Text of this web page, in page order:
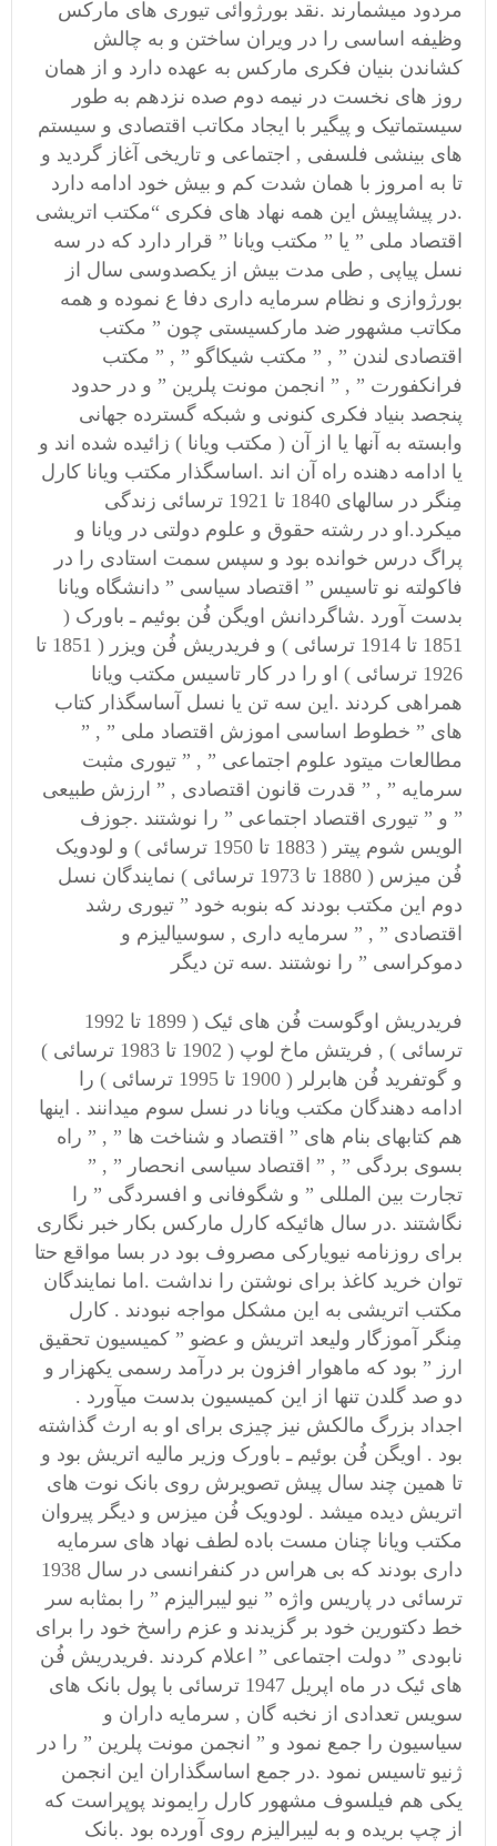
مردود میشمارند .نقد بورژوائی تیوری های مارکس
وظیفه اساسی را در ویران ساختن و به چالش
کشاندن بنیان فکری مارکس به عهده دارد و از همان
روز های نخست در نیمه دوم صده نزدهم به طور
سیستماتیک و پیگیر با ایجاد مکاتب اقتصادی و سیستم
های بینشی فلسفی , اجتماعی و تاریخی آغاز گردید و
تا به امروز با همان شدت کم و بیش خود ادامه دارد
.در پیشاپیش این همه نهاد های فکری “مکتب اتریشی
اقتصاد ملی ” یا ” مکتب ویانا ” قرار دارد که در سه
نسل پیاپی , طی مدت بیش از یکصدوسی سال از
بورژوازی و نظام سرمایه داری دفا ع نموده و همه
مکاتب مشهور ضد مارکسیستی چون ” مکتب
اقتصادی لندن ” , ” مکتب شیکاگو ” , ” مکتب
فرانکفورت ” , ” انجمن مونت پلرین ” و در حدود
پنجصد بنیاد فکری کنونی و شبکه گسترده جهانی
وابسته به آنها یا از آن ( مکتب ویانا ) زائیده شده اند و
یا ادامه دهنده راه آن اند .اساسگذار مکتب ویانا کارل
مِنگر در سالهای 1840 تا 1921 ترسائی زندگی
میکرد.او در رشته حقوق و علوم دولتی در ویانا و
پراگ درس خوانده بود و سپس سمت استادی را در
فاکولته نو تاسیس ” اقتصاد سیاسی ” دانشگاه ویانا
بدست آورد .شاگردانش اویگن فُن بوئیم ـ باورک (
1851 تا 1914 ترسائی ) و فریدریش فُن ویزر ( 1851 تا
1926 ترسائی ) او را در کار تاسیس مکتب ویانا
همراهی کردند .این سه تن یا نسل آساسگذار کتاب
های ” خطوط اساسی اموزش اقتصاد ملی ” , ”
مطالعات میتود علوم اجتماعی ” , ” تیوری مثبت
سرمایه ” , ” قدرت قانون اقتصادی , ” ارزش طبیعی
” و ” تیوری اقتصاد اجتماعی ” را نوشتند .جوزف
الویس شوم پیتر ( 1883 تا 1950 ترسائی ) و لودویک
فُن میزس ( 1880 تا 1973 ترسائی ) نمایندگان نسل
دوم این مکتب بودند که بنوبه خود ” تیوری رشد
اقتصادی ” , ” سرمایه داری , سوسیالیزم و
دموکراسی ” را نوشتند .سه تن دیگر
فریدریش اوگوست فُن های ئیک ( 1899 تا 1992
ترسائی ) , فریتش ماخ لوپ ( 1902 تا 1983 ترسائی )
و گوتفرید فُن هابرلر ( 1900 تا 1995 ترسائی ) را
ادامه دهندگان مکتب ویانا در نسل سوم میدانند . اینها
هم کتابهای بنام های ” اقتصاد و شناخت ها ” , ” راه
بسوی بردگی ” , ” اقتصاد سیاسی انحصار ” , ”
تجارت بین المللی ” و شگوفانی و افسردگی ” را
نگاشتند .در سال هائیکه کارل مارکس بکار خبر نگاری
برای روزنامه نیویارکی مصروف بود در بسا مواقع حتا
توان خرید کاغذ برای نوشتن را نداشت .اما نمایندگان
مکتب اتریشی به این مشکل مواجه نبودند . کارل
مِنگر آموزگار ولیعد اتریش و عضو ” کمیسیون تحقیق
ارز ” بود که ماهوار افزون بر درآمد رسمی یکهزار و
دو صد گلدن تنها از این کمیسیون بدست میآورد .
اجداد بزرگ مالکش نیز چیزی برای او به ارث گذاشته
بود . اویگن فُن بوئیم ـ باورک وزیر مالیه اتریش بود و
تا همین چند سال پیش تصویرش روی بانک نوت های
اتریش دیده میشد . لودویک فُن میزس و دیگر پیروان
مکتب ویانا چنان مست باده لطف نهاد های سرمایه
داری بودند که بی هراس در کنفرانسی در سال 1938
ترسائی در پاریس واژه ” نیو لیبرالیزم ” را بمثابه سر
خط دکتورین خود بر گزیدند و عزم راسخ خود را برای
نابودی ” دولت اجتماعی ” اعلام کردند .فریدریش فُن
های ئیک در ماه اپریل 1947 ترسائی با پول بانک های
سویس تعدادی از نخبه گان , سرمایه داران و
سیاسیون را جمع نمود و ” انجمن مونت پلرین ” را در
ژنیو تاسیس نمود .در جمع اساسگذاران این انجمن
یکی هم فیلسوف مشهور کارل رایموند پوپراست که
از چپ بریده و به لیبرالیزم روی آورده بود .بانک